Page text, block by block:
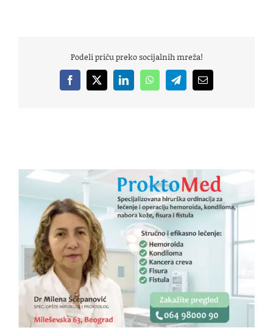
Podeli priču preko socijalnih mreža!
Facebook
X LinkedInWhatsAppTelegramEmail